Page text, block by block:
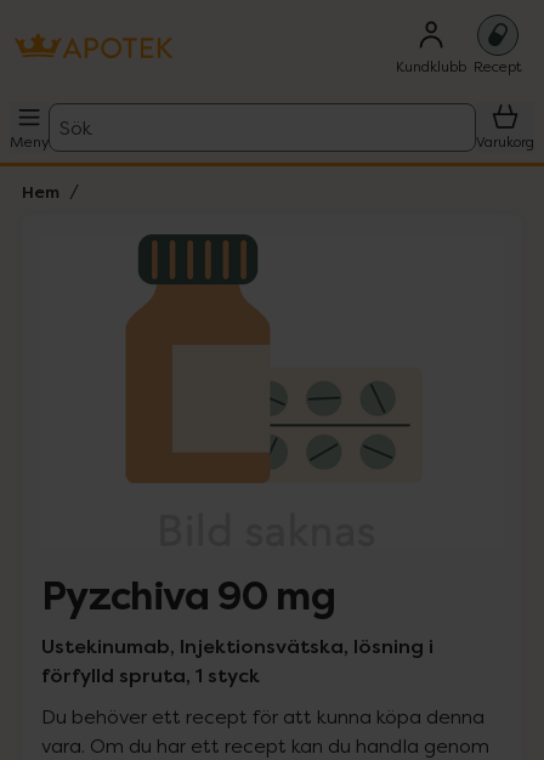
Kundklubb Recept
Meny
Sök
Varukorg
Hem
Lista: . Innehåller 1 objekt.
Pyzchiva 90 mg
Ustekinumab, Injektionsvätska, lösning i
förfylld spruta, 1 styck
Du behöver ett recept för att kunna köpa denna
vara. Om du har ett recept kan du handla genom